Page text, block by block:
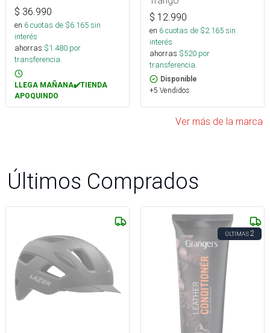
$ 36.990
en 6cuotas de $6.165sin
interés
ahorras $1.480 por
transferencia.
LLEGA MAÑANA✔️TIENDA
APOQUINDO
$ 12.990
en 6cuotas de $2.165sin
interés
ahorras $520 por
transferencia.
Disponible
+5 Vendidos
Ver más de la marca
Últimos Comprados
ÚLTIMAS2